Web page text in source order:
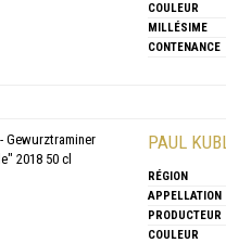
COULEUR
MILLÉSIME
CONTENANCE
PAUL
RÉGION
APPELLATION
PRODUCTEUR
COULEUR